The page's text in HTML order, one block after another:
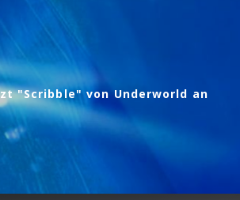
"Scribble" von Underworld an